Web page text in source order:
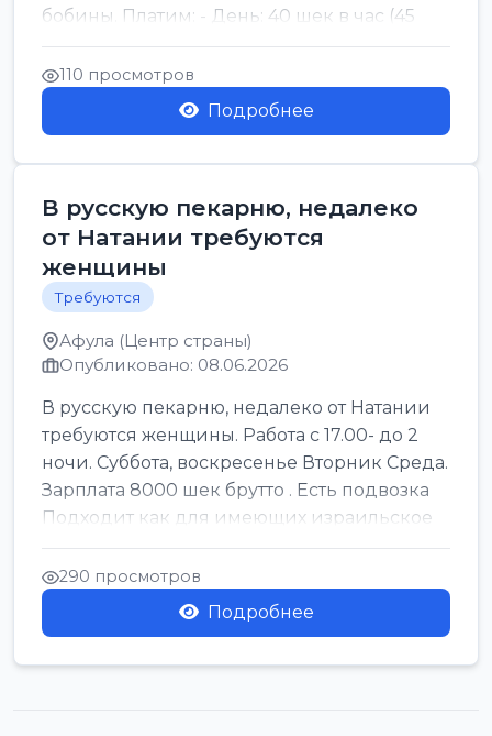
бобины. Платим: - День: 40 шек в час (45
для синих бумаг и виз) -...
110 просмотров
Подробнее
В русскую пекарню, недалеко
от Натании требуются
женщины
Требуются
Афула (Центр страны)
Опубликовано: 08.06.2026
В русскую пекарню, недалеко от Натании
требуются женщины. Работа с 17.00- до 2
ночи. Суббота, воскресенье Вторник Среда.
Зарплата 8000 шек брутто . Есть подвозка
Подходит как для имеющих израильское
г...
290 просмотров
Подробнее